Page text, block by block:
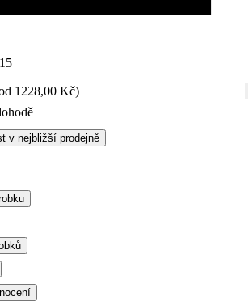
1228,00 Kč)
v nejbližší prodejně